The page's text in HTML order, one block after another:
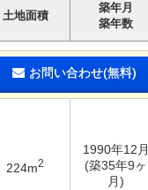
土地面積
築年月
築年数
お問い合わせ(無料)
224m2
1990年12月
(築35年9ヶ
月)